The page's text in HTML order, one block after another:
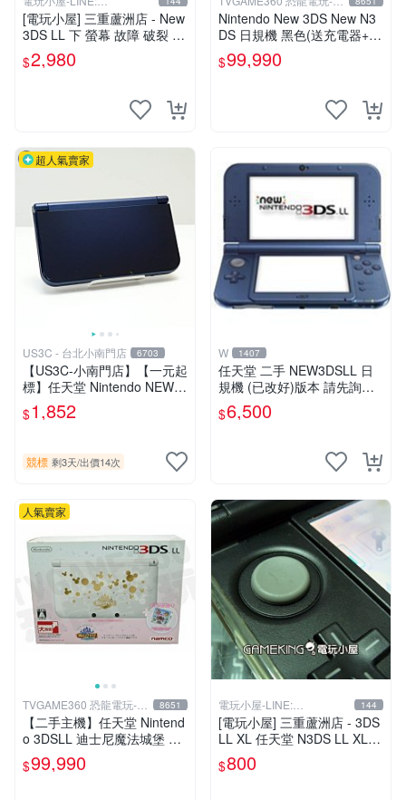
@AHZ5142U
[電玩小屋] 三重蘆洲店 - New
3DS LL 下 螢幕 故障 破裂 更
換 [現場維修]
$2,980
中店
Nintendo New 3DS New N3
DS 日規機 黑色(送充電器+保
護貼) 【台中恐龍電玩】
$99,990
超人氣賣家
US3C - 台北小南門店 6703
【US3C-小南門店】【一元起
標】任天堂 Nintendo NEW 3
DS LL RED-001 藍 裸眼3D
顯示 C搖桿 二手掌上型電玩
$1,852
競標 剩3天/出價14次
W 1407
任天堂 二手 NEW3DSLL 日
規機 (已改好)版本 請先詢問
現貨勿直接下標
$6,500
人氣賣家
TVGAME360 恐龍電玩-台
中店
8651
【二手主機】任天堂 Nintend
o 3DSLL 迪士尼魔法城堡 限
定主機 附充電器 (不含遊戲)
【台中恐龍電玩】
$99,990
電玩小屋-LINE:
@AHZ5142U
144
[電玩小屋] 三重蘆洲店 - 3DS
LL XL 任天堂 N3DS LL XL 3
D 類比 更換 維修
$800